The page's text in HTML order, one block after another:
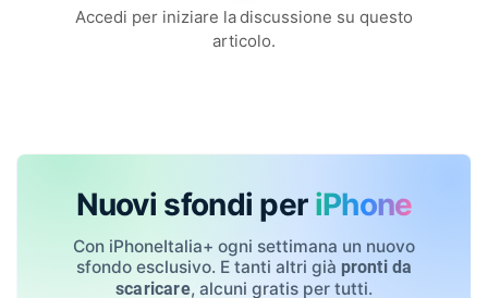
Accedi per iniziare la discussione su questo
articolo.
Nuovi sfondi per iPhone
Con iPhoneItalia+ ogni settimana un nuovo
sfondo esclusivo. E tanti altri già pronti da
scaricare, alcuni gratis per tutti.